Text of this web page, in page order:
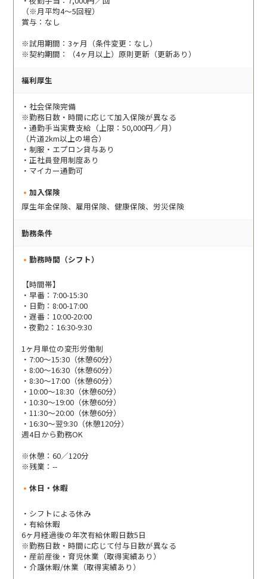
（※月平均4～5回程）
賞与：なし
※試用期間：3ヶ月（条件変更：なし）
※契約期間：（4ヶ月以上）原則更新（更新あり）
福利厚生
・社会保険完備
※勤務日数・時間に応じて加入保険が異なる
・通勤手当実費支給（上限：50,000円／月）
（片道2km以上の場合）
・制服・エプロン貸与あり
・正社員登用制度あり
・マイカー通勤可
加入保険
厚生年金保険、雇用保険、健康保険、労災保険
勤務条件
勤務時間（シフト）
【時間帯】
・早番：7:00-15:30
・日勤：8:00-17:00
・遅番：10:00-20:00
・夜勤2：16:30-9:30
1ヶ月単位の変形労働制
・7:00～15:30（休憩60分）
・8:00～16:30（休憩60分）
・8:30～17:00（休憩60分）
・10:00～18:30（休憩60分）
・10:30～19:00（休憩60分）
・11:30～20:00（休憩60分）
・16:30～翌9:30（休憩120分）
週4日から勤務OK
※休憩：60／120分
※残業：--
休日・休暇
・シフトによる休み
・有給休暇
6ヶ月経過後の年次有給休暇日数5日
※勤務日数・時間に応じて付与日数が異なる
・産前産後・育児休業（取得実績あり）
・介護休暇/休業（取得実績あり）